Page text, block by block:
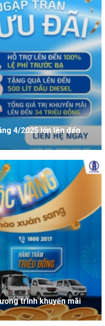
4/2025 lớn lên đến
trình khuyến mãi